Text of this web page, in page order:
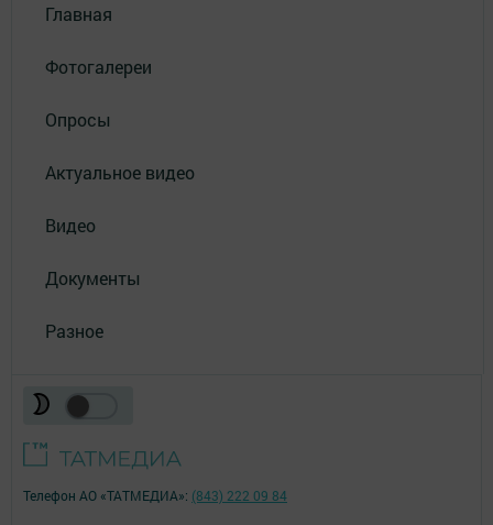
Главная
Фотогалереи
Опросы
Актуальное видео
Видео
Документы
Разное
Телефон АО «ТАТМЕДИА»: (843) 222 09 84